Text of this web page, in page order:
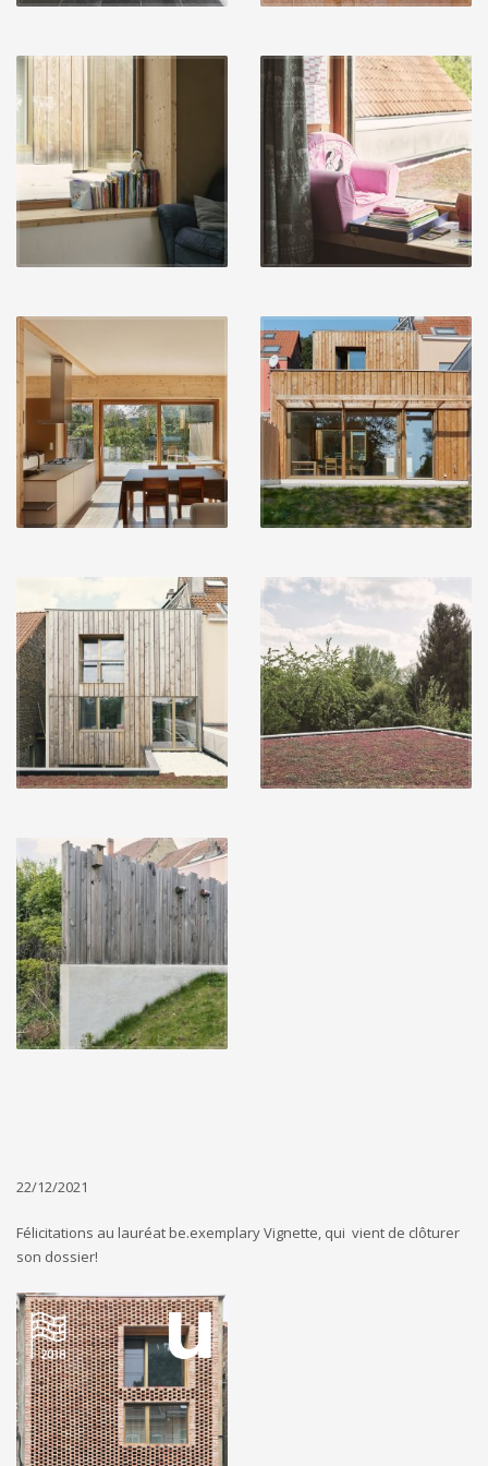
22/12/2021
Félicitations au lauréat be.exemplary Vignette, qui vient de clôturer
son dossier!